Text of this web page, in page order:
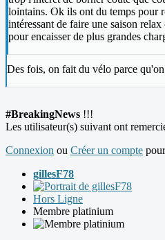
lointains. Ok ils ont du temps pour
intéressant de faire une saison
pour encaisser de plus grandes
Des fois, on fait du vélo parce
#BreakingNews !!!
Les utilisateur(s) suivant ont
Connexion ou Créer un compte
gillesF78
Hors Ligne
Membre platinium